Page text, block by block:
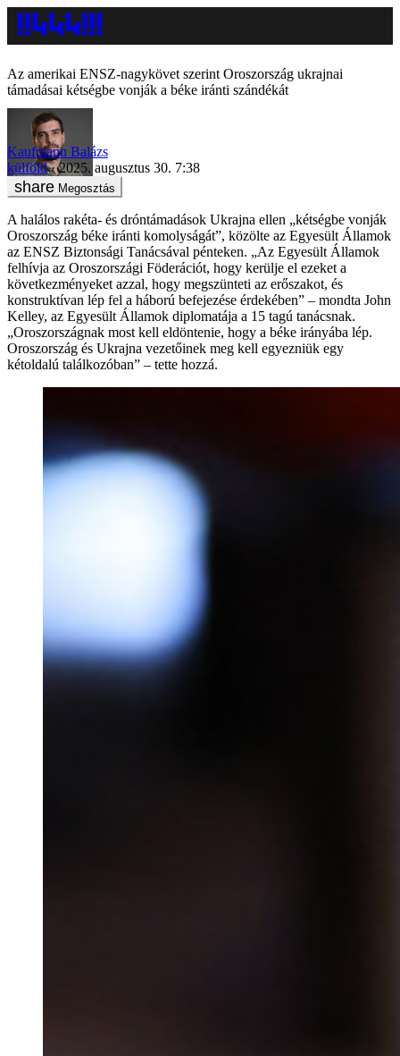
Az amerikai ENSZ-nagykövet szerint Oroszország ukrajnai
támadásai kétségbe vonják a béke iránti szándékát
Kaufmann Balázs
külföld
2025. augusztus 30. 7:38
Megosztás
A halálos rakéta- és dróntámadások Ukrajna ellen „kétségbe vonják
Oroszország béke iránti komolyságát”, közölte az Egyesült Államok
az ENSZ Biztonsági Tanácsával pénteken. „Az Egyesült Államok
felhívja az Oroszországi Föderációt, hogy kerülje el ezeket a
következményeket azzal, hogy megszünteti az erőszakot, és
konstruktívan lép fel a háború befejezése érdekében” – mondta John
Kelley, az Egyesült Államok diplomatája a 15 tagú tanácsnak.
„Oroszországnak most kell eldöntenie, hogy a béke irányába lép.
Oroszország és Ukrajna vezetőinek meg kell egyezniük egy
kétoldalú találkozóban” – tette hozzá.